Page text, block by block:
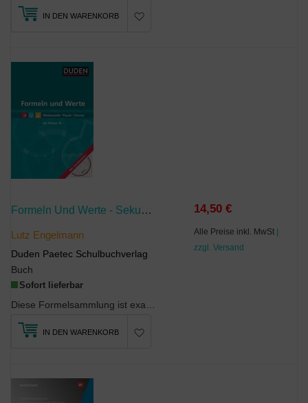
IN DEN WARENKORB
Formeln Und Werte - Sekundarstufe I
Lutz Engelmann
Duden Paetec Schulbuchverlag
Buch
Sofort lieferbar
14,50 €
Alle Preise inkl. MwSt |
zzgl. Versand
IN DEN WARENKORB